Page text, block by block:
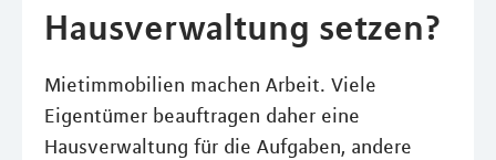
Hausverwaltung setzen?
Mietimmobilien machen Arbeit. Viele
Eigentümer beauftragen daher eine
Hausverwaltung für die Aufgaben, andere